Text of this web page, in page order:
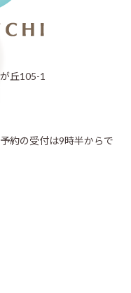
丘105-1
約の受付は9時半からで